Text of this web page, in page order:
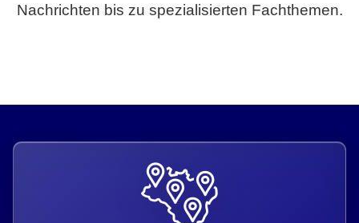
Nachrichten bis zu spezialisierten Fachthemen.